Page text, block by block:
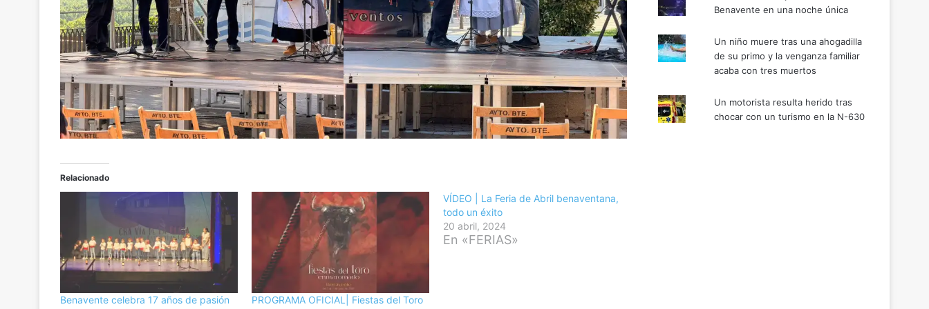
Relacionado
Benavente celebra 17 años de pasión
PROGRAMA OFICIAL| Fiestas del Toro
VÍDEO | La Feria de Abril benaventana,
todo un éxito
20 abril, 2024
En «FERIAS»
Benavente en una noche única
Un niño muere tras una ahogadilla
de su primo y la venganza familiar
acaba con tres muertos
Un motorista resulta herido tras
chocar con un turismo en la N-630